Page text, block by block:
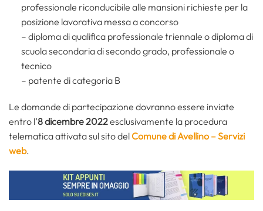
professionale riconducibile alle mansioni richieste per la
posizione lavorativa messa a concorso
– diploma di qualifica professionale triennale o diploma di
scuola secondaria di secondo grado, professionale o
tecnico
– patente di categoria B
Le domande di partecipazione dovranno essere inviate
entro l’8 dicembre 2022esclusivamente la procedura
telematica attivata sul sito delComune di Avellino – Servizi
web.